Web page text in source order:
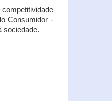
Consumidor -
sociedade.